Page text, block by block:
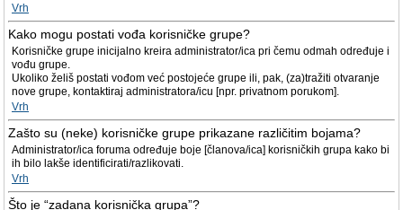
Vrh
Kako mogu postati vođa korisničke grupe?
Korisničke grupe inicijalno kreira administrator/ica pri čemu odmah određuje i
vođu grupe.
Ukoliko želiš postati vođom već postojeće grupe ili, pak, (za)tražiti otvaranje
nove grupe, kontaktiraj administratora/icu [npr. privatnom porukom].
Vrh
Zašto su (neke) korisničke grupe prikazane različitim bojama?
Administrator/ica foruma određuje boje [članova/ica] korisničkih grupa kako bi
ih bilo lakše identificirati/razlikovati.
Vrh
Što je “zadana korisnička grupa”?